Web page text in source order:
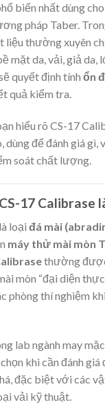
biến nhất dùng cho
pháp Taber.
liệu thường xuyên
mặt da, vải, giả da,
quyết định tính ổn
quả kiểm tra.
hiểu rõ CS-17
dùng để đánh giá gì,
soát chất lượng.
17 Calibrase
là loại đá mài
máy thử mài mòn
thường
mòn “đại diện
phòng thí nghiệm
lab ngành may
khi cần đánh giá
đặc biệt với các
vải kỹ thuật.